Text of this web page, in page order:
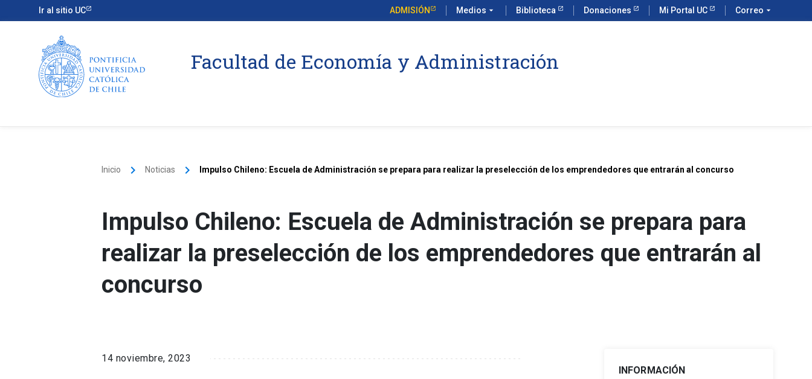
Ir al sitio UC ADMISIÓN Medios arrow_drop_down Biblioteca Donaciones Mi Portal UC Correo arrow_drop_down
Facultad de Economía y Administración
Inicio keyboard_arrow_right Noticias keyboard_arrow_right Impulso Chileno: Escuela de Administración se prepara para realizar la preselección de los emprendedores que entrarán al concurso
Impulso Chileno: Escuela de Administración se prepara para
realizar la preselección de los emprendedores que entrarán al
concurso
14 noviembre, 2023
INFORMACIÓN